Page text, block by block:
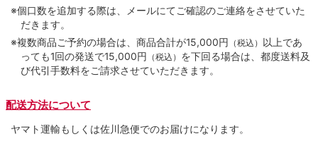
※個口数を追加する際は、メールにてご確認のご連絡をさせていた
だきます。
※複数商品ご予約の場合は、商品合計が15,000円
（税込）
以上であ
っても1回の発送で15,000円
（税込） を下回る場合は、都度送料及
び代引手数料をご請求させていただきます。
配送方法について
ヤマト運輸もしくは佐川急便でのお届けになります。